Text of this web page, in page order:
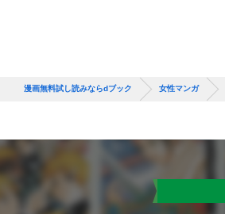
漫画無料試し読みならdブック 女性マンガ